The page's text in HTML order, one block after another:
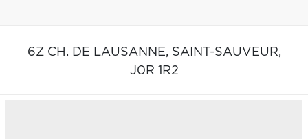
6Z CH. DE LAUSANNE, SAINT-SAUVEUR,
J0R 1R2